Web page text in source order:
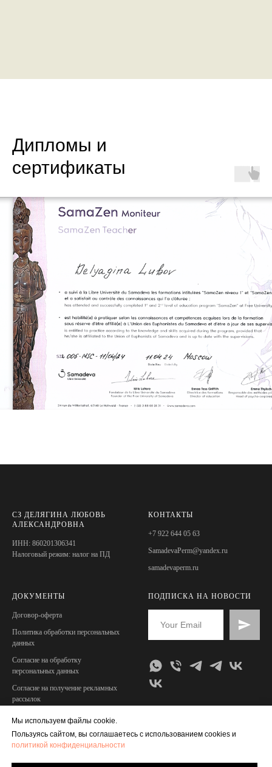
Дипломы и
сертификаты
СЗ ДЕЛЯГИНА ЛЮБОВЬ
АЛЕКСАНДРОВНА
ИНН: 860201306341
Налоговый режим: налог на ПД
КОНТАКТЫ
+7 922 644 05 63
SamadevaPerm@yandex.ru
samadevaperm.ru
ДОКУМЕНТЫ
Договор-оферта
Политика обработки персональных
данных
Согласие на обработку
персональных данных
Согласие на получение рекламных
рассылок
ПОДПИСКА НА НОВОСТИ
© SamadevaPerm, 2025
Мы используем файлы cookie.
Пользуясь сайтом, вы соглашаетесь с использованием cookies и
политикой конфиденциальности